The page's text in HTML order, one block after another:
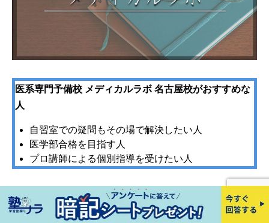
医系専門予備校 メディカルラボ 名古屋校がおすすめな
人
自習室での疑問もその場で解決したい人
医学部合格を目指す人
プロ講師による個別指導を受けたい人
メディカルラボは、医学部受験に精通したプロ講師によ
る個別指導を行う医系専門予備校です。